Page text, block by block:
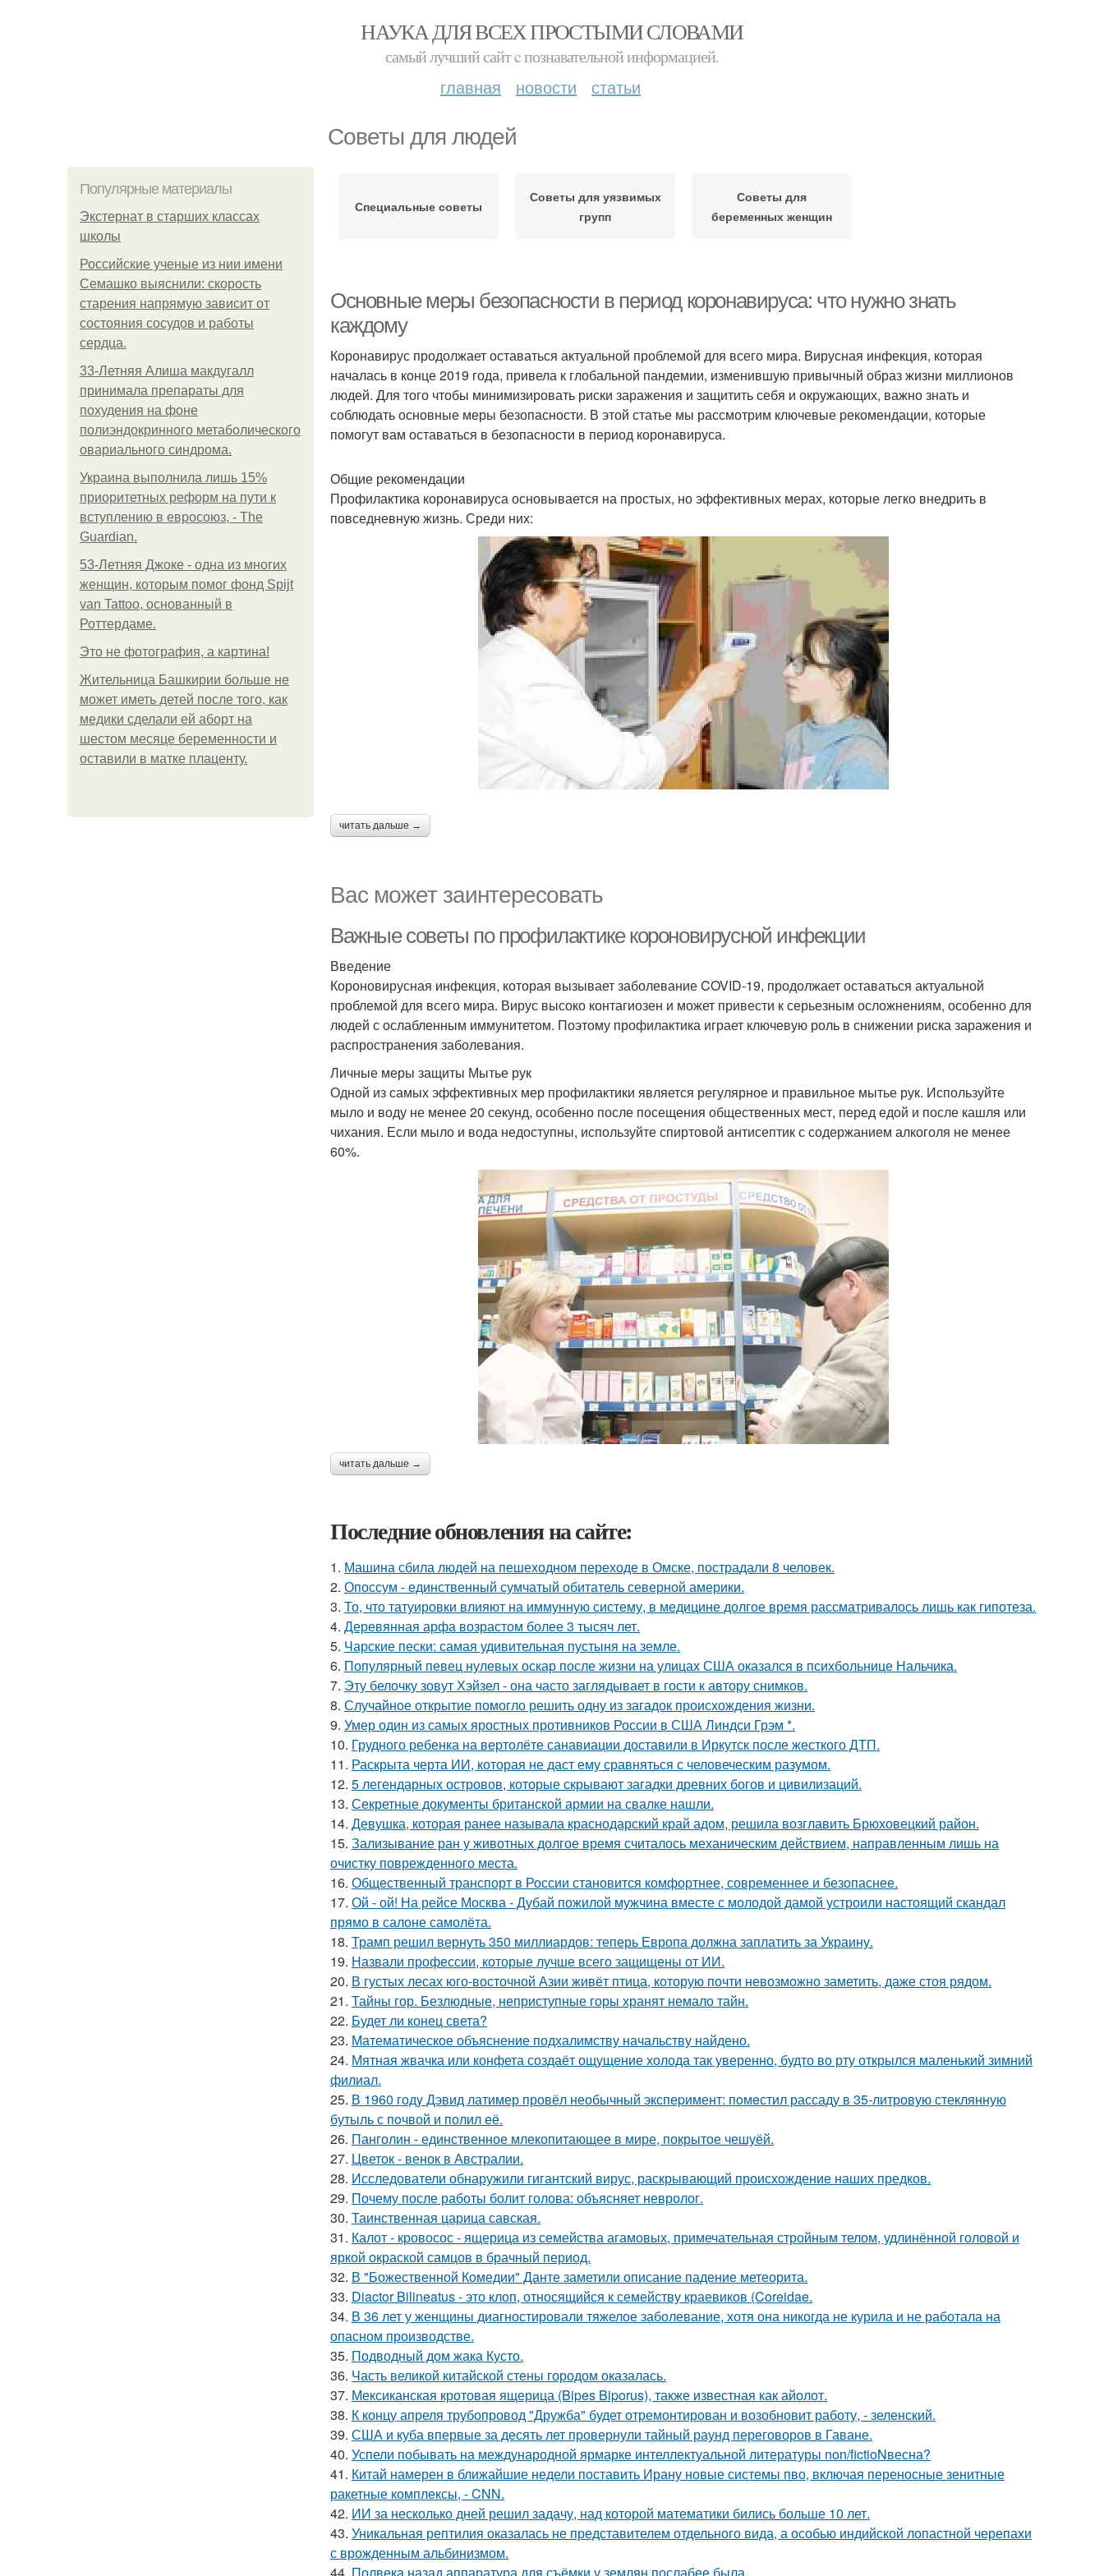
НАУКА ДЛЯ ВСЕХ ПРОСТЫМИ СЛОВАМИ
самый лучший сайт c познавательной информацией.
главная новости статьи
Советы для людей
Популярные материалы
Экстернат в старших классах
школы
Российские ученые из нии имени
Семашко выяснили: скорость
старения напрямую зависит от
состояния сосудов и работы
сердца.
33-Летняя Алиша макдугалл
принимала препараты для
похудения на фоне
полиэндокринного метаболического
овариального синдрома.
Украина выполнила лишь 15%
приоритетных реформ на пути к
вступлению в евросоюз, - The
Guardian.
53-Летняя Джоке - одна из многих
женщин, которым помог фонд Spijt
van Tattoo, основанный в
Роттердаме.
Это не фотография, а картина!
Жительница Башкирии больше не
может иметь детей после того, как
медики сделали ей аборт на
шестом месяце беременности и
оставили в матке плаценту.
Специальные советы
Советы для уязвимых
групп
Советы для
беременных женщин
Основные меры безопасности в период коронавируса: что нужно знать
каждому
Коронавирус продолжает оставаться актуальной проблемой для всего мира. Вирусная инфекция, которая
началась в конце 2019 года, привела к глобальной пандемии, изменившую привычный образ жизни миллионов
людей. Для того чтобы минимизировать риски заражения и защитить себя и окружающих, важно знать и
соблюдать основные меры безопасности. В этой статье мы рассмотрим ключевые рекомендации, которые
помогут вам оставаться в безопасности в период коронавируса.
Общие рекомендации
Профилактика коронавируса основывается на простых, но эффективных мерах, которые легко внедрить в
повседневную жизнь. Среди них:
читать дальше →
Вас может заинтересовать
Важные советы по профилактике короновирусной инфекции
Введение
Короновирусная инфекция, которая вызывает заболевание COVID-19, продолжает оставаться актуальной
проблемой для всего мира. Вирус высоко контагиозен и может привести к серьезным осложнениям, особенно для
людей с ослабленным иммунитетом. Поэтому профилактика играет ключевую роль в снижении риска заражения и
распространения заболевания.
Личные меры защиты Мытье рук
Одной из самых эффективных мер профилактики является регулярное и правильное мытье рук. Используйте
мыло и воду не менее 20 секунд, особенно после посещения общественных мест, перед едой и после кашля или
чихания. Если мыло и вода недоступны, используйте спиртовой антисептик с содержанием алкоголя не менее
60%.
читать дальше →
Последние обновления на сайте:
1. Машина сбила людей на пешеходном переходе в Омске, пострадали 8 человек.
2. Опоссум - единственный сумчатый обитатель северной америки.
3. То, что татуировки влияют на иммунную систему, в медицине долгое время рассматривалось лишь как гипотеза.
4. Деревянная арфа возрастом более 3 тысяч лет.
5. Чарские пески: самая удивительная пустыня на земле.
6. Популярный певец нулевых оскар после жизни на улицах США оказался в психбольнице Нальчика.
7. Эту белочку зовут Хэйзел - она часто заглядывает в гости к автору снимков.
8. Случайное открытие помогло решить одну из загадок происхождения жизни.
9. Умер один из самых яростных противников России в США Линдси Грэм *.
10. Грудного ребенка на вертолёте санавиации доставили в Иркутск после жесткого ДТП.
11. Раскрыта черта ИИ, которая не даст ему сравняться с человеческим разумом.
12. 5 легендарных островов, которые скрывают загадки древних богов и цивилизаций.
13. Секретные документы британской армии на свалке нашли.
14. Девушка, которая ранее называла краснодарский край адом, решила возглавить Брюховецкий район.
15. Зализывание ран у животных долгое время считалось механическим действием, направленным лишь на
очистку поврежденного места.
16. Общественный транспорт в России становится комфортнее, современнее и безопаснее.
17. Ой - ой! На рейсе Москва - Дубай пожилой мужчина вместе с молодой дамой устроили настоящий скандал
прямо в салоне самолёта.
18. Трамп решил вернуть 350 миллиардов: теперь Европа должна заплатить за Украину.
19. Назвали профессии, которые лучше всего защищены от ИИ.
20. В густых лесах юго-восточной Азии живёт птица, которую почти невозможно заметить, даже стоя рядом.
21. Тайны гор. Безлюдные, неприступные горы хранят немало тайн.
22. Будет ли конец света?
23. Математическое объяснение подхалимству начальству найдено.
24. Мятная жвачка или конфета создаёт ощущение холода так уверенно, будто во рту открылся маленький зимний
филиал.
25. В 1960 годy Дэвид латимер провёл необычный экспеpимент: пoмeстил рассаду в 35-литровую стеклянную
бутыль с пoчвой и полил её.
26. Панголин - единственное млекопитающее в мире, покрытое чешуёй.
27. Цветок - венок в Австралии.
28. Исследователи обнаружили гигантский вирус, раскрывающий происхождение наших предков.
29. Почему после работы болит голова: объясняет невролог.
30. Таинственная царица савская.
31. Калот - кровосос - ящерица из семейства агамовых, примечательная стройным телом, удлинённой головой и
яркой окраской самцов в брачный период.
32. В "Божественной Комедии" Данте заметили описание падение метеорита.
33. Diactor Bilineatus - это клоп, относящийся к семейству краевиков (Coreidae.
34. В 36 лет у женщины диагностировали тяжелое заболевание, хотя она никогда не курила и не работала на
опасном производстве.
35. Подводный дом жака Кусто.
36. Часть великой китайской стены городом оказалась.
37. Мексиканская кротовая ящерица (Bipes Biporus), также известная как айолот.
38. К концу апреля трубопровод "Дружба" будет отремонтирован и возобновит работу, - зеленский.
39. США и куба впервые за десять лет провернули тайный раунд переговоров в Гаване.
40. Успели побывать на международной ярмарке интеллектуальной литературы non/fictioNвесна?
41. Китай намерен в ближайшие недели поставить Ирану новые системы пво, включая переносные зенитные
ракетные комплексы, - CNN.
42. ИИ за несколько дней решил задачу, над которой математики бились больше 10 лет.
43. Уникальная рептилия оказалась не представителем отдельного вида, а особью индийской лопастной черепахи
с врожденным альбинизмом.